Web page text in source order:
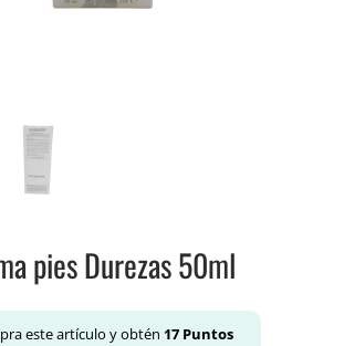
pies Durezas 50ml
este artículo y obtén 17Puntos